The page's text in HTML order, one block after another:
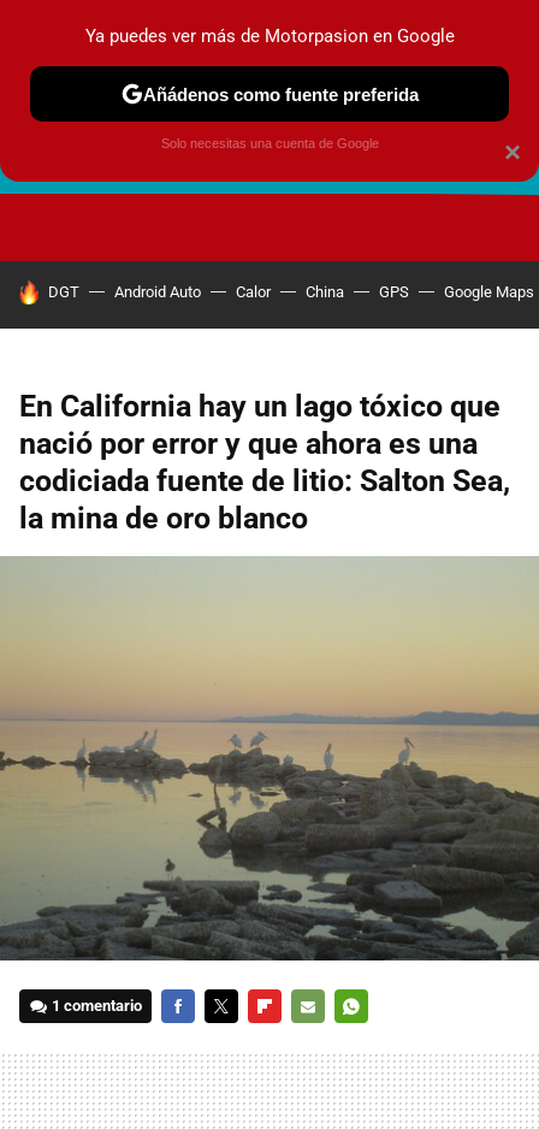
HOY SE HABLA DE
DGT Android Auto Calor China GPS Google Maps
En California hay un lago tóxico que
nació por error y que ahora es una
codiciada fuente de litio: Salton Sea,
la mina de oro blanco
1 comentario
MAIL
×
Ya puedes ver más de Motorpasion en Google
Añádenos como fuente preferida
Solo necesitas una cuenta de Google